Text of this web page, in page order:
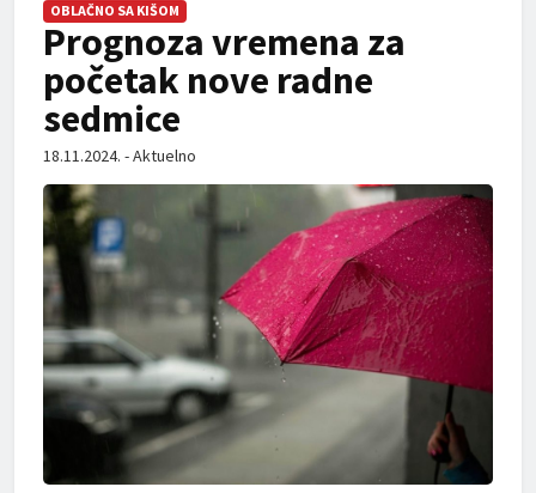
OBLAČNO SA KIŠOM
Prognoza vremena za
početak nove radne
sedmice
18.11.2024. - Aktuelno